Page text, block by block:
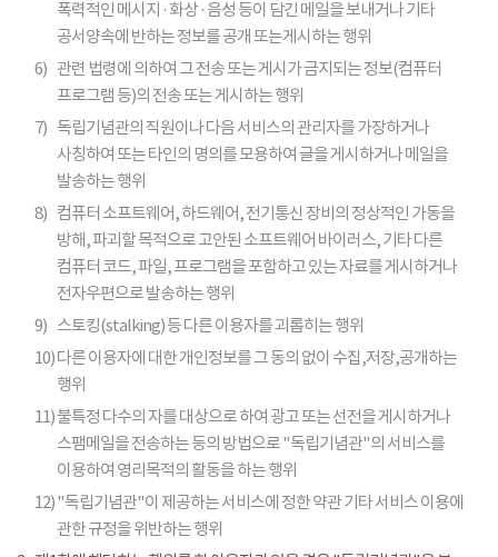
폭력적인 메시지 · 화상 · 음성 등이 담긴 메일을 보내거나 기타
공서양속에 반하는 정보를 공개 또는게시하는 행위
6) 관련 법령에 의하여 그 전송 또는 게시가 금지되는 정보(컴퓨터
프로그램 등)의 전송 또는 게시하는 행위
7) 독립기념관의 직원이나 다음 서비스의 관리자를 가장하거나
사칭하여 또는 타인의 명의를 모용하여 글을 게시하거나 메일을
발송하는 행위
8) 컴퓨터 소프트웨어, 하드웨어, 전기통신 장비의 정상적인 가동을
방해, 파괴할 목적으로 고안된 소프트웨어 바이러스, 기타 다른
컴퓨터 코드, 파일, 프로그램을 포함하고 있는 자료를 게시하거나
전자우편으로 발송하는 행위
9) 스토킹(stalking) 등 다른 이용자를 괴롭히는 행위
10)다른 이용자에 대한 개인정보를 그 동의 없이 수집,저장,공개하는
행위
11)불특정 다수의 자를 대상으로 하여 광고 또는 선전을 게시하거나
스팸메일을 전송하는 등의 방법으로 "독립기념관"의 서비스를
이용하여 영리목적의 활동을 하는 행위
12)"독립기념관"이 제공하는 서비스에 정한 약관 기타 서비스 이용에
관한 규정을 위반하는 행위